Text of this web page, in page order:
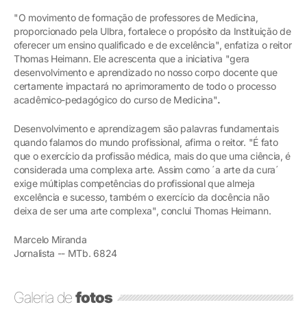
"O movimento de formação de professores de Medicina,
proporcionado pela Ulbra, fortalece o propósito da Instituição de
oferecer um ensino qualificado e de excelência", enfatiza o reitor
Thomas Heimann. Ele acrescenta que a iniciativa "gera
desenvolvimento e aprendizado no nosso corpo docente que
certamente impactará no aprimoramento de todo o processo
acadêmico-pedagógico do curso de Medicina".
Desenvolvimento e aprendizagem são palavras fundamentais
quando falamos do mundo profissional, afirma o reitor. "É fato
que o exercício da profissão médica, mais do que uma ciência, é
considerada uma complexa arte. Assim como ´a arte da cura´
exige múltiplas competências do profissional que almeja
excelência e sucesso, também o exercício da docência não
deixa de ser uma arte complexa", conclui Thomas Heimann.
Marcelo Miranda
Jornalista -- MTb. 6824
Galeria defotos